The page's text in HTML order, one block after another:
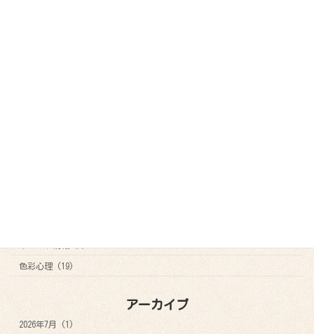
色彩心理 (19)
アーカイブ
2026年7月 (1)